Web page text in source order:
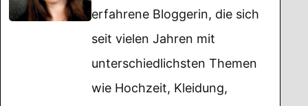
erfahrene Bloggerin, die sich
seit vielen Jahren mit
unterschiedlichsten Themen
wie Hochzeit, Kleidung,